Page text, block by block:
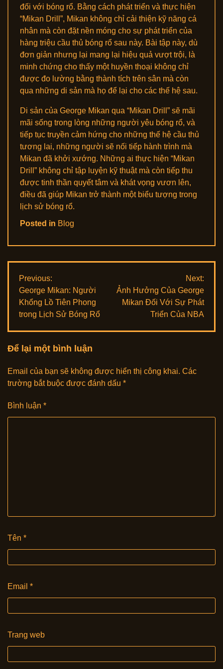
đối với bóng rổ. Bằng cách phát triển và thực hiện
“Mikan Drill”, Mikan không chỉ cải thiện kỹ năng cá
nhân mà còn đặt nền móng cho sự phát triển của
hàng triệu cầu thủ bóng rổ sau này. Bài tập này, dù
đơn giản nhưng lại mang lại hiệu quả vượt trội, là
minh chứng cho thấy một huyền thoại không chỉ
được đo lường bằng thành tích trên sân mà còn
qua những di sản mà họ để lại cho các thế hệ sau.
Di sản của George Mikan qua “Mikan Drill” sẽ mãi
mãi sống trong lòng những người yêu bóng rổ, và
tiếp tục truyền cảm hứng cho những thế hệ cầu thủ
tương lai, những người sẽ nối tiếp hành trình mà
Mikan đã khởi xướng. Những ai thực hiện “Mikan
Drill” không chỉ tập luyện kỹ thuật mà còn tiếp thu
được tinh thần quyết tâm và khát vọng vươn lên,
điều đã giúp Mikan trở thành một biểu tượng trong
lịch sử bóng rổ.
Posted in Blog
Điều
hướng
bài
viết
Previous:
George Mikan: Người
Khổng Lồ Tiên Phong
trong Lịch Sử Bóng Rổ
Next:
Ảnh Hưởng Của George
Mikan Đối Với Sự Phát
Triển Của NBA
Để lại một bình luận
Email của bạn sẽ không được hiển thị công khai. Các
trường bắt buộc được đánh dấu *
Bình luận *
Tên *
Email *
Trang web